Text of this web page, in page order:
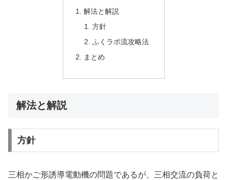
解法と解説
方針
ふくラボ流攻略法
まとめ
解法と解説
方針
三相かご形誘導電動機の問題であるが、三相交流の負荷と